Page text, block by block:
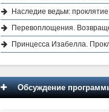
Наследие ведьм:
Перевоплощения.
Принцесса Изабелла.
Обсуждение